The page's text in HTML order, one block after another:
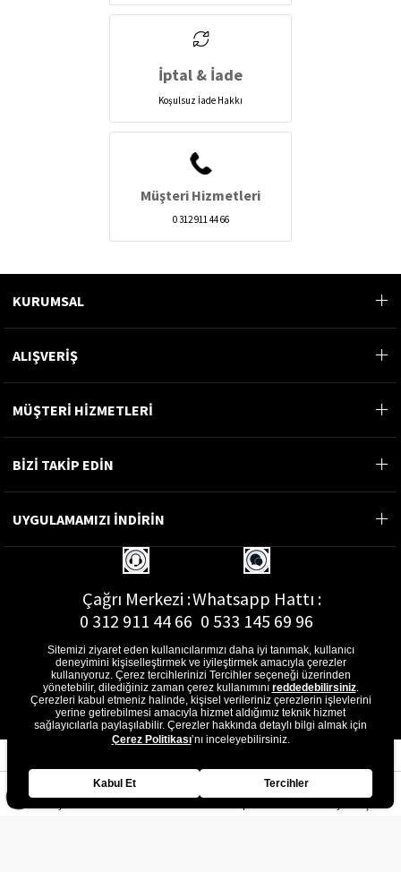
İptal & İade
Koşulsuz İade Hakkı
Müşteri Hizmetleri
0 312 911 44 66
KURUMSAL
ALIŞVERİŞ
MÜŞTERİ HİZMETLERİ
BİZİ TAKİP EDİN
UYGULAMAMIZI İNDİRİN
Çağrı Merkezi :
0 312 911 44 66
Whatsapp Hattı :
0 533 145 69 96
E-Posta Adresi :
musterihizmetleri@gon.com.tr
Sitemizi ziyaret eden kullanıcılarımızı daha iyi tanımak, kullanıcı
deneyimini kişiselleştirmek ve iyileştirmek amacıyla çerezler
kullanıyoruz. Çerez tercihlerinizi Tercihler seçeneği üzerinden
yönetebilir, dilediğiniz zaman çerez kullanımını reddedebilirsiniz.
Çerezleri kabul etmeniz halinde, kişisel verileriniz çerezlerin işlevlerini
yerine getirebilmesi amacıyla hizmet aldığımız teknik hizmet
sağlayıcılarla paylaşılabilir. Çerezler hakkında detaylı bilgi almak için
Çerez Politikası’nı inceleyebilirsiniz.
Kabul Et Tercihler